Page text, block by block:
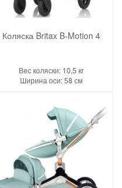
Коляска Britax B-Motion 4
Вес коляски: 10,5 кг
Ширина оси: 58 см